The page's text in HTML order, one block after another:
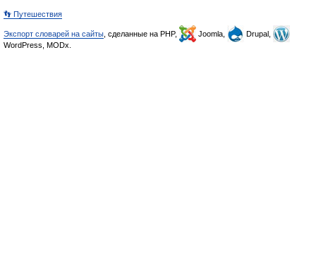
👣 Путешествия
Экспорт словарей на сайты , сделанные на PHP, Joomla,
Drupal,
WordPress, MODx.